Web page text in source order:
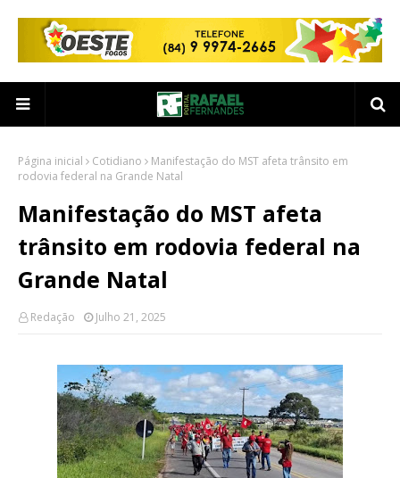
Página inicial Cotidiano
Manifestação do MST afeta trânsito em
rodovia federal na Grande Natal
Manifestação do MST afeta
trânsito em rodovia federal na
Grande Natal
Redação Julho 21, 2025